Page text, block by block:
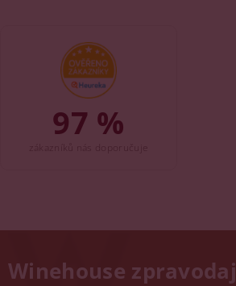
97 %
Winehouse